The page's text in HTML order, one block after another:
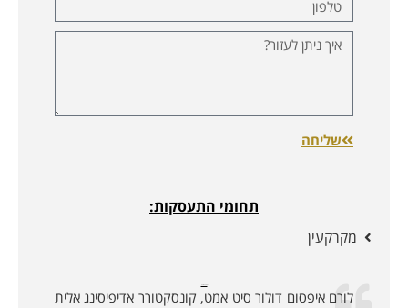
שליחה
תחומי התעסקות:
מקרקעין
לורם איפסום דולור סיט אמט, קונסקטורר אדיפיסינג אלית